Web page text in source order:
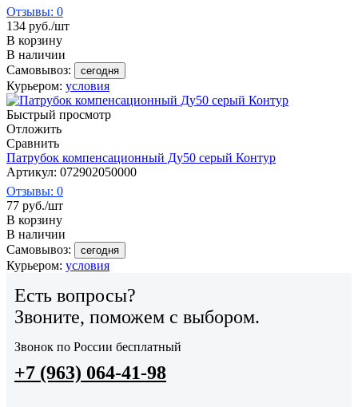
Отзывы: 0
134 руб./шт
В корзину
В наличии
Самовывоз:
сегодня
Курьером: условия
Быстрый просмотр
Отложить
Сравнить
Патрубок компенсационный Ду50 серый Контур
Артикул: 072902050000
Отзывы: 0
77 руб./шт
В корзину
В наличии
Самовывоз:
сегодня
Курьером: условия
Есть вопросы?
Звоните, поможем с выбором.
Звонок по России бесплатный
+7 (963) 064-41-98